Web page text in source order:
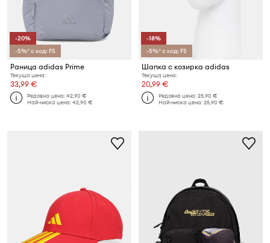
-20%
-5%* с код: FS
Раница adidas Prime
Текуща цена:
33,99 €
Редовна цена:42,90 €
Най-ниска цена:42,90 €
-18%
-5%* с код: FS
Шапка с козирка adidas
Текуща цена:
20,99 €
Редовна цена:25,90 €
Най-ниска цена:25,90 €